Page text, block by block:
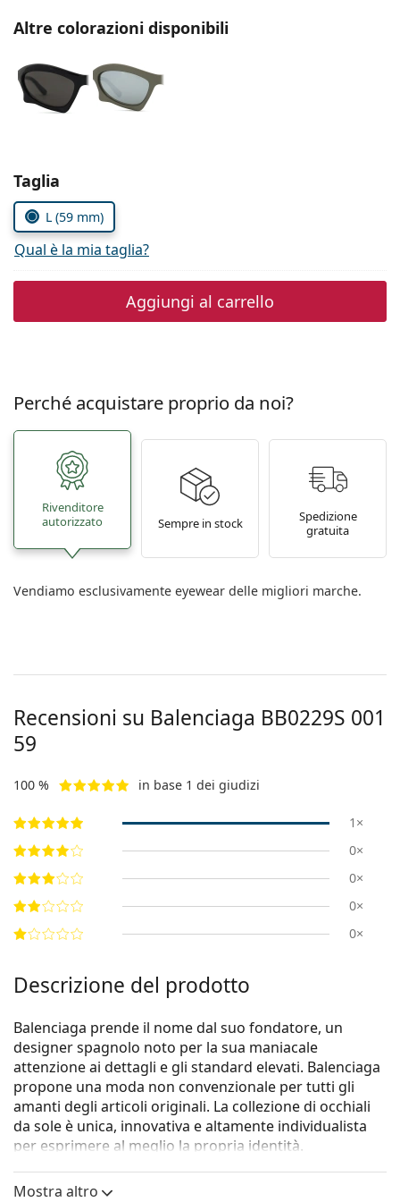
Tutte le marche
Altre colorazioni disponibili
Seleziona i parametri
Taglia
L (59 mm)
Qual è la mia taglia?
Aggiungi al carrello
Perché acquistare proprio da noi?
Rivenditore
autorizzato
Sempre in stock
Spedizione
gratuita
Vendiamo esclusivamente eyewear delle migliori marche.
Recensioni su Balenciaga BB0229S 001
59
100 % in base 1 dei giudizi
1×
0×
0×
0×
0×
Descrizione del prodotto
Balenciaga prende il nome dal suo fondatore, un
designer spagnolo noto per la sua maniacale
attenzione ai dettagli e gli standard elevati. Balenciaga
propone una moda non convenzionale per tutti gli
amanti degli articoli originali. La collezione di occhiali
da sole è unica, innovativa e altamente individualista
per esprimere al meglio la propria identità.
Gli occhiali da soleBalenciaga BB0229S 001 59sono un
modello unisex.
Mostra altro